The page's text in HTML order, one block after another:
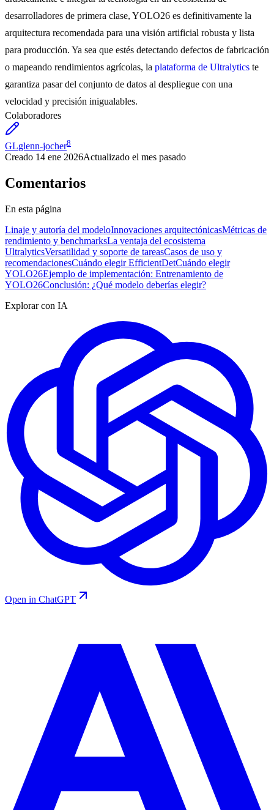
desarrolladores de primera clase, YOLO26 es definitivamente la
arquitectura recomendada para una visión artificial robusta y lista
para producción. Ya sea que estés detectando defectos de fabricación
o mapeando rendimientos agrícolas, la plataforma de Ultralytics te
garantiza pasar del conjunto de datos al despliegue con una
velocidad y precisión inigualables.
Colaboradores
GLglenn-jocher8
Creado 14 ene 2026Actualizado el mes pasado
Comentarios
En esta página
Linaje y autoría del modeloInnovaciones arquitectónicasMétricas de
rendimiento y benchmarksLa ventaja del ecosistema
UltralyticsVersatilidad y soporte de tareasCasos de uso y
recomendacionesCuándo elegir EfficientDetCuándo elegir
YOLO26Ejemplo de implementación: Entrenamiento de
YOLO26Conclusión: ¿Qué modelo deberías elegir?
Explorar con IA
Open in ChatGPT